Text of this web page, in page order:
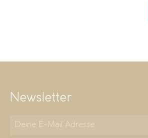
Newsletter